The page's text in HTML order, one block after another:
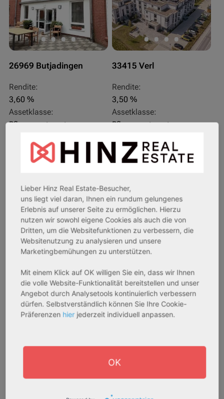
26969 Butjadingen
Rendite:
3,60 %
Assetklasse:
Pflegeapartment
Bestandsobjekt
Gesamtfläche:
Gesamtpreis:
233.556,67 € - 349.016,67 €
33415 Verl
Rendite:
3,50 %
Assetklasse:
Pflegeapartment
Bestandsobjekt
Gesamtfläche:
Gesamtpreis:
AfA Degressive 5,00 % Sofortmiete
Rendite:
Pflegeapartment
Lieber Hinz Real Estate-Besucher,
uns liegt viel daran, Ihnen ein rundum gelungenes
Erlebnis auf unserer Seite zu ermöglichen. Hierzu
nutzen wir sowohl eigene Cookies als auch die von
Dritten, um die Websitefunktionen zu verbessern, die
Websitenutzung zu analysieren und unsere
Marketingbemühungen zu unterstützen.
Mit einem Klick auf OK willigen Sie ein, dass wir Ihnen
die volle Website-Funktionalität bereitstellen und unser
Angebot durch Analysetools kontinuierlich verbessern
dürfen. Selbstverständlich können Sie Ihre Cookie-
Präferenzen hier jederzeit individuell anpassen.
OK